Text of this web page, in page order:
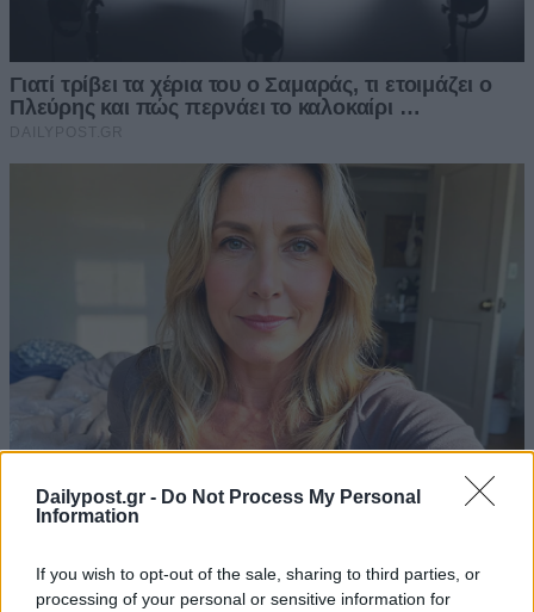
Dailypost.gr - Do Not Process My Personal
Information
If you wish to opt-out of the sale, sharing to third parties, or
processing of your personal or sensitive information for